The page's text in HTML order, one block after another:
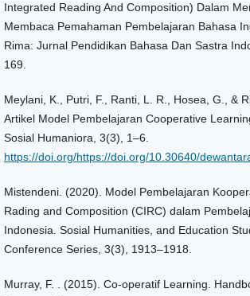
Integrated Reading And Composition) Dalam
Membaca Pemahaman Pembelajaran Bahasa
Rima: Jurnal Pendidikan Bahasa Dan Sastra
169.
Meylani, K., Putri, F., Ranti, L. R., Hosea, G., &
Artikel Model Pembelajaran Cooperative
Sosial Humaniora, 3(3), 1–6.
https://doi.org/https://doi.org/10.30640/
Mistendeni. (2020). Model Pembelajaran
Rading and Composition (CIRC) dalam
Indonesia. Sosial Humanities, and Education
Conference Series, 3(3), 1913–1918.
Murray, F. . (2015). Co-operatif Learning.